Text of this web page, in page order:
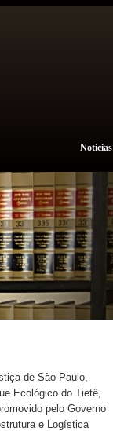
Notícias
de São Paulo,
Ecológico do Tietê,
pelo Governo
e Logística